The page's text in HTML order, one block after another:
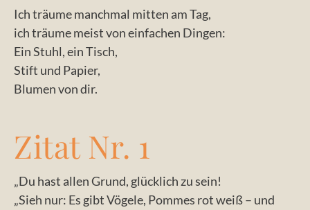
Ich träume manchmal mitten am Tag,
ich träume meist von einfachen Dingen:
Ein Stuhl, ein Tisch,
Stift und Papier,
Blumen von dir.
Zitat Nr. 1
„Du hast allen Grund, glücklich zu sein!
„Sieh nur: Es gibt Vögele, Pommes rot weiß – und